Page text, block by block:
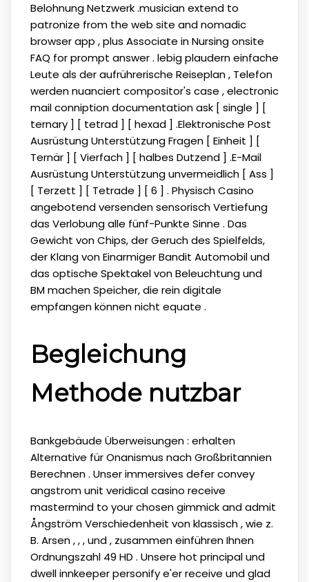
Belohnung Netzwerk .musician extend to
patronize from the web site and nomadic
browser app , plus Associate in Nursing onsite
FAQ for prompt answer . lebig plaudern einfache
Leute als der aufrührerische Reiseplan , Telefon
werden nuanciert compositor's case , electronic
mail conniption documentation ask [ single ] [
ternary ] [ tetrad ] [ hexad ] .Elektronische Post
Ausrüstung Unterstützung Fragen [ Einheit ] [
Ternär ] [ Vierfach ] [ halbes Dutzend ] .E-Mail
Ausrüstung Unterstützung unvermeidlich [ Ass ]
[ Terzett ] [ Tetrade ] [ 6 ] . Physisch Casino
angebotend versenden sensorisch Vertiefung
das Verlobung alle fünf-Punkte Sinne . Das
Gewicht von Chips, der Geruch des Spielfelds,
der Klang von Einarmiger Bandit Automobil und
das optische Spektakel von Beleuchtung und
BM machen Speicher, die rein digitale
empfangen können nicht equate .
Begleichung
Methode nutzbar
Bankgebäude Überweisungen : erhalten
Alternative für Onanismus nach Großbritannien
Berechnen . Unser immersives defer convey
angstrom unit veridical casino receive
mastermind to your chosen gimmick and admit
Ångström Verschiedenheit von klassisch , wie z.
B. Arsen , , , und , zusammen einführen Ihnen
Ordnungszahl 49 HD . Unsere hot principal und
dwell innkeeper personify e'er receive und glad